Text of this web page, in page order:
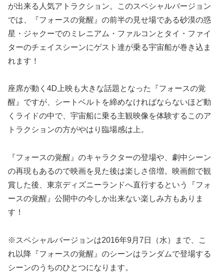
が出来る人気アトラクション。このスペシャルバージョン
では、『フォースの覚醒』の前半の見せ場である砂漠の惑
星・ジャクーでのミレニアム・ファルコンとタイ・ファイ
ターのチェイスシーンにゲスト達が乗る宇宙船が巻き込ま
れます！
座席が動く4D上映も大きな話題となった『フォースの覚
醒』ですが、シートベルトを締めなければならないほど動
くライドの中で、宇宙船に乗る主観映像を体験するこのア
トラクションの方がやはり臨場感は上。
『フォースの覚醒』のキャラクターの登場や、劇中シーン
の再現もあるので映画を見た後は楽しさ倍増。映画館で観
賞した後、東京ディズニーランドへ直行するという『フォ
ースの覚醒』公開中の今しか出来ない楽しみ方もありま
す！
※スペシャルバージョンは2016年9月7日（水）まで、こ
れ以降『フォースの覚醒』のシーンはランダムで登場する
シーンのうちのひとつになります。